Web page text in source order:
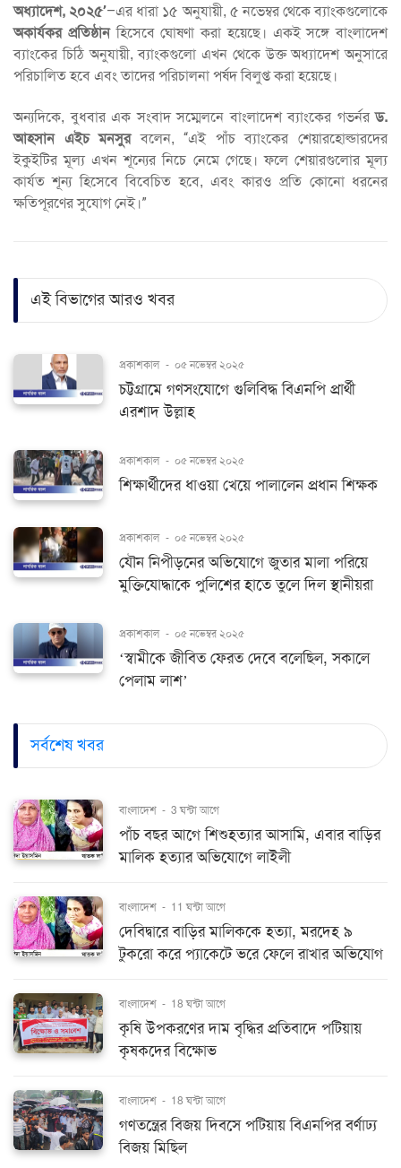
অধ্যাদেশ, ২০২৫’–এর ধারা ১৫ অনুযায়ী, ৫ নভেম্বর থেকে ব্যাংকগুলোকে
অকার্যকর প্রতিষ্ঠানহিসেবে ঘোষণা করা হয়েছে। একই সঙ্গে বাংলাদেশ
ব্যাংকের চিঠি অনুযায়ী, ব্যাংকগুলো এখন থেকে উক্ত অধ্যাদেশ অনুসারে
পরিচালিত হবে এবং তাদের পরিচালনা পর্ষদ বিলুপ্ত করা হয়েছে।
অন্যদিকে, বুধবার এক সংবাদ সম্মেলনে বাংলাদেশ ব্যাংকের গভর্নরড.
আহসান এইচ মনসুরবলেন, “এই পাঁচ ব্যাংকের শেয়ারহোল্ডারদের
ইকুইটির মূল্য এখন শূন্যের নিচে নেমে গেছে। ফলে শেয়ারগুলোর মূল্য
কার্যত শূন্য হিসেবে বিবেচিত হবে, এবং কারও প্রতি কোনো ধরনের
ক্ষতিপূরণের সুযোগ নেই।”
এই বিভাগের আরও খবর
প্রকাশকাল - ০৫ নভেম্বর ২০২৫
চট্টগ্রামে গণসংযোগে গুলিবিদ্ধ বিএনপি প্রার্থী
এরশাদ উল্লাহ
প্রকাশকাল - ০৫ নভেম্বর ২০২৫
শিক্ষার্থীদের ধাওয়া খেয়ে পালালেন প্রধান শিক্ষক
প্রকাশকাল - ০৫ নভেম্বর ২০২৫
যৌন নিপীড়নের অভিযোগে জুতার মালা পরিয়ে
মুক্তিযোদ্ধাকে পুলিশের হাতে তুলে দিল স্থানীয়রা
প্রকাশকাল - ০৫ নভেম্বর ২০২৫
‘স্বামীকে জীবিত ফেরত দেবে বলেছিল, সকালে
পেলাম লাশ’
সর্বশেষ খবর
বাংলাদেশ - 3 ঘন্টা আগে
পাঁচ বছর আগে শিশুহত্যার আসামি, এবার বাড়ির
মালিক হত্যার অভিযোগে লাইলী
বাংলাদেশ - 11 ঘন্টা আগে
দেবিদ্বারে বাড়ির মালিককে হত্যা, মরদেহ ৯
টুকরো করে প্যাকেটে ভরে ফেলে রাখার অভিযোগ
বাংলাদেশ - 18 ঘন্টা আগে
কৃষি উপকরণের দাম বৃদ্ধির প্রতিবাদে পটিয়ায়
কৃষকদের বিক্ষোভ
বাংলাদেশ - 18 ঘন্টা আগে
গণতন্ত্রের বিজয় দিবসে পটিয়ায় বিএনপির বর্ণাঢ্য
বিজয় মিছিল